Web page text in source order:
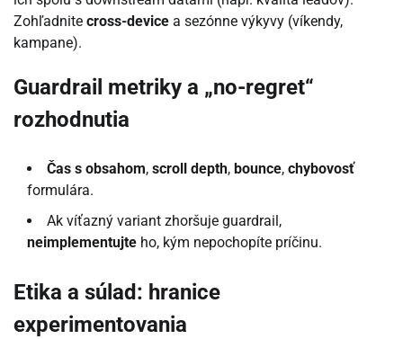
Zohľadnite cross-device a sezónne výkyvy (víkendy,
kampane).
Guardrail metriky a „no-regret“
rozhodnutia
Čas s obsahom, scroll depth, bounce, chybovosť
formulára.
Ak víťazný variant zhoršuje guardrail,
neimplementujte ho, kým nepochopíte príčinu.
Etika a súlad: hranice
experimentovania